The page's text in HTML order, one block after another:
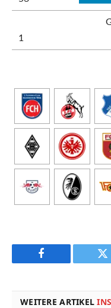
1
Facebook
WEITERE ARTIKEL